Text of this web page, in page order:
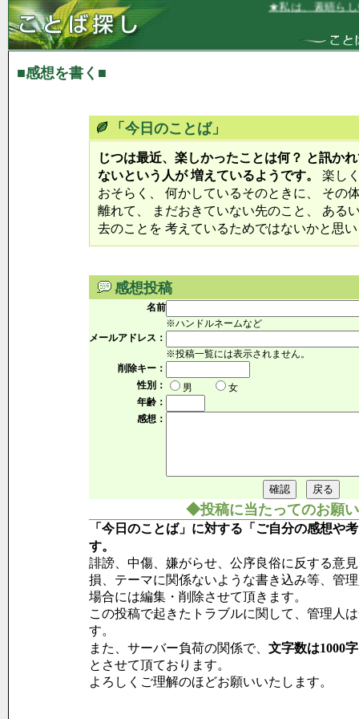
★私は、素晴らし
■感想を書く■
「今日のことば」
じつは最近、楽しかったことは何？ と訊か
ないという人が 増えているようです。
楽し
おそらく、 何かしているそのときに、 その
離れて、 まだおきていない先のこと、 ある
去のことを 考えているためではないかと思
感想投稿
名前
※ハンドルネームなど
メールアドレス：
※投稿一覧には表示されません。
削除キー：
性別：
男
女
年齢：
感想：
◆投稿に当たってのお願
「今日のことば」に対する「ご自分の感想や
す。
誹謗、中傷、嫌がらせ、公序良俗に反する意
損、テーマに関係ないような書き込み等、管
場合には編集・削除させて頂きます。
この投稿で起きたトラブルに関して、管理人
す。
また、サーバー負荷の関係で、 文字数は1000
とさせて頂ております。
よろしくご理解のほどお願いいたします。